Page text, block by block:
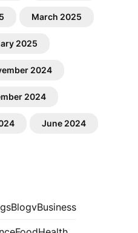
March 2025
2025
2024
2024
June 2024
BlogvBusiness